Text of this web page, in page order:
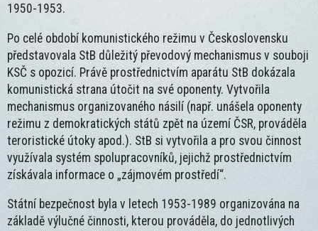
1950-1953.
Po celé období komunistického režimu v Československu
představovala StB důležitý převodový mechanismus v souboji
KSČ s opozicí. Právě prostřednictvím aparátu StB dokázala
komunistická strana útočit na své oponenty. Vytvořila
mechanismus organizovaného násilí (např. unášela oponenty
režimu z demokratických států zpět na území ČSR, prováděla
teroristické útoky apod.). StB si vytvořila a pro svou činnost
využívala systém spolupracovníků, jejichž prostřednictvím
získávala informace o „zájmovém prostředí“.
Státní bezpečnost byla v letech 1953-1989 organizována na
základě výlučné činnosti, kterou prováděla, do jednotlivých